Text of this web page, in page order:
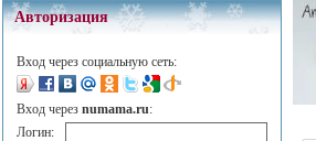
Авторизация
Вход через социальную сеть:
Вход через numama.ru:
Логин: